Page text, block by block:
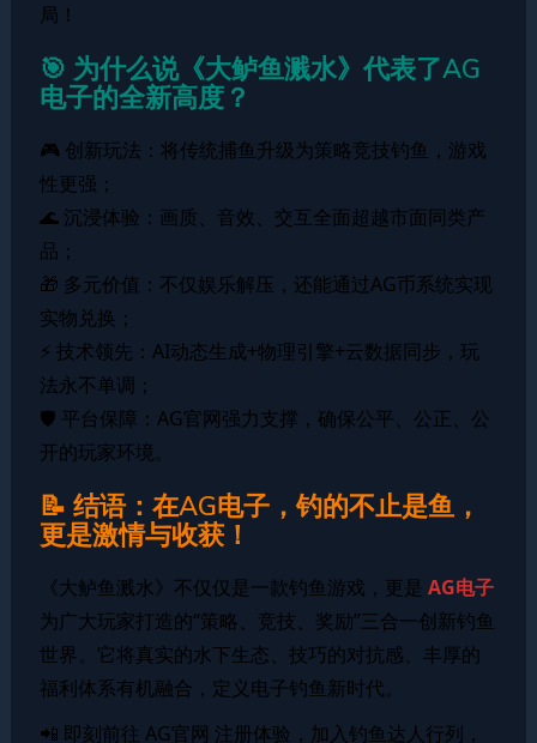
局！
🎯 为什么说《大鲈鱼溅水》代表了AG
电子的全新高度？
🎮 创新玩法：将传统捕鱼升级为策略竞技钓鱼，游戏
性更强；
🌊 沉浸体验：画质、音效、交互全面超越市面同类产
品；
🎁 多元价值：不仅娱乐解压，还能通过AG币系统实现
实物兑换；
⚡ 技术领先：AI动态生成+物理引擎+云数据同步，玩
法永不单调；
🛡️ 平台保障：AG官网强力支撑，确保公平、公正、公
开的玩家环境。
📝 结语：在AG电子，钓的不止是鱼，
更是激情与收获！
《大鲈鱼溅水》不仅仅是一款钓鱼游戏，更是 AG电子
为广大玩家打造的“策略、竞技、奖励”三合一创新钓鱼
世界。它将真实的水下生态、技巧的对抗感、丰厚的
福利体系有机融合，定义电子钓鱼新时代。
📲 即刻前往 AG官网 注册体验，加入钓鱼达人行列，